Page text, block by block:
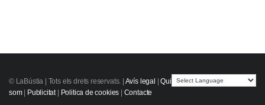
© LaBústia | Tots els drets reservats. | Avís legal |Qui
som| Publicitat | Politica de cookies | Contacte